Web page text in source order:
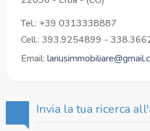
Tel.: +39 0313338887
Cell.: 393.9254899 -
Email:
Invia la tua ricerca